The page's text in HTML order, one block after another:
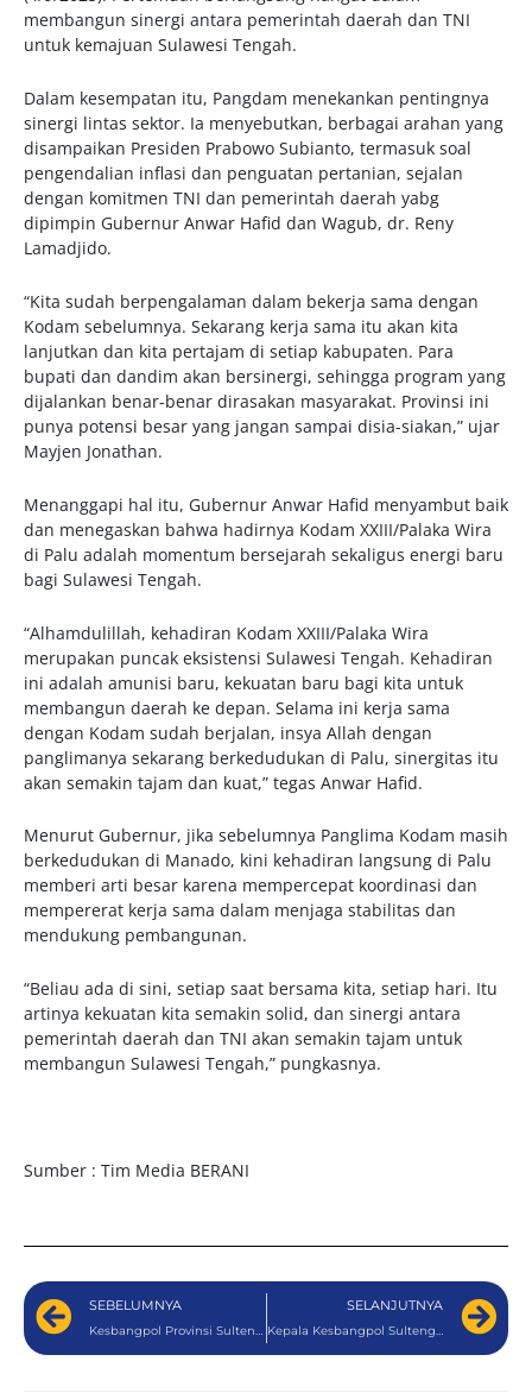
membangun sinergi antara pemerintah daerah dan TNI
untuk kemajuan Sulawesi Tengah.
Dalam kesempatan itu, Pangdam menekankan pentingnya
sinergi lintas sektor. Ia menyebutkan, berbagai arahan yang
disampaikan Presiden Prabowo Subianto, termasuk soal
pengendalian inflasi dan penguatan pertanian, sejalan
dengan komitmen TNI dan pemerintah daerah yabg
dipimpin Gubernur Anwar Hafid dan Wagub, dr. Reny
Lamadjido.
“Kita sudah berpengalaman dalam bekerja sama dengan
Kodam sebelumnya. Sekarang kerja sama itu akan kita
lanjutkan dan kita pertajam di setiap kabupaten. Para
bupati dan dandim akan bersinergi, sehingga program yang
dijalankan benar-benar dirasakan masyarakat. Provinsi ini
punya potensi besar yang jangan sampai disia-siakan,” ujar
Mayjen Jonathan.
Menanggapi hal itu, Gubernur Anwar Hafid menyambut baik
dan menegaskan bahwa hadirnya Kodam XXIII/Palaka Wira
di Palu adalah momentum bersejarah sekaligus energi baru
bagi Sulawesi Tengah.
“Alhamdulillah, kehadiran Kodam XXIII/Palaka Wira
merupakan puncak eksistensi Sulawesi Tengah. Kehadiran
ini adalah amunisi baru, kekuatan baru bagi kita untuk
membangun daerah ke depan. Selama ini kerja sama
dengan Kodam sudah berjalan, insya Allah dengan
panglimanya sekarang berkedudukan di Palu, sinergitas itu
akan semakin tajam dan kuat,” tegas Anwar Hafid.
Menurut Gubernur, jika sebelumnya Panglima Kodam masih
berkedudukan di Manado, kini kehadiran langsung di Palu
memberi arti besar karena mempercepat koordinasi dan
mempererat kerja sama dalam menjaga stabilitas dan
mendukung pembangunan.
“Beliau ada di sini, setiap saat bersama kita, setiap hari. Itu
artinya kekuatan kita semakin solid, dan sinergi antara
pemerintah daerah dan TNI akan semakin tajam untuk
membangun Sulawesi Tengah,” pungkasnya.
Sumber : Tim Media BERANI
SEBELUMNYA
Kesbangpol Provinsi Sulteng Aktif Tingkatkan Kualitas Layanan Informasi Publik dan SP4N-LAPOR
SELANJUTNYA
Kepala Kesbangpol Sulteng Dampingi Gubernur Anwar Hafid pada Panen Raya di Kecamatan Sibalaya, Kabupaten Sigi